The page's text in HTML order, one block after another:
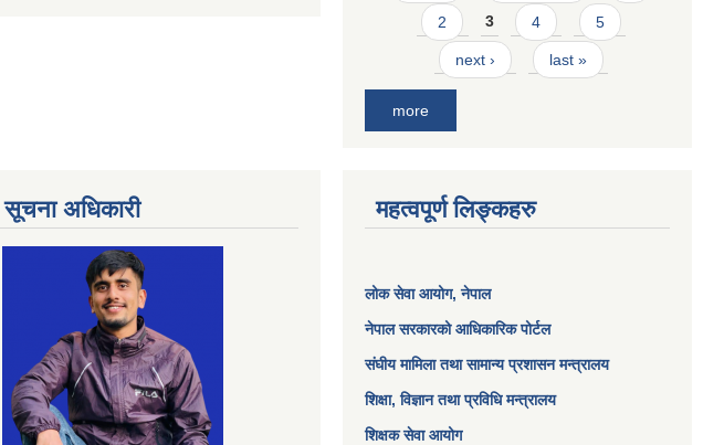
2 3 4 5
next › last »
more
सूचना अधिकारी महत्वपूर्ण लिङ्कहरु
लोक सेवा आयोग, नेपाल
नेपाल सरकारको आधिकारिक पोर्टल
संघीय मामिला तथा सामान्य प्रशासन मन्त्रालय
शिक्षा, विज्ञान तथा प्रविधि मन्त्रालय
शिक्षक सेवा आयोग